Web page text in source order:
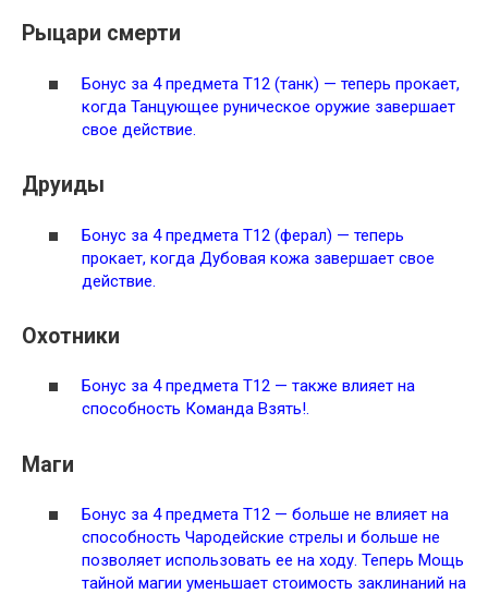
Рыцари смерти
Бонус за 4 предмета Т12 (танк) — теперь прокает,
когда Танцующее руническое оружие завершает
свое действие.
Друиды
Бонус за 4 предмета Т12 (ферал) — теперь
прокает, когда Дубовая кожа завершает свое
действие.
Охотники
Бонус за 4 предмета Т12 — также влияет на
способность Команда Взять!.
Маги
Бонус за 4 предмета Т12 — больше не влияет на
способность Чародейские стрелы и больше не
позволяет использовать ее на ходу. Теперь Мощь
тайной магии уменьшает стоимость заклинаний на